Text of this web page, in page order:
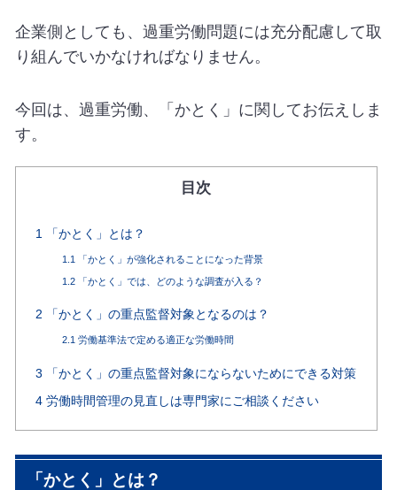
企業側としても、過重労働問題には充分配慮して取
り組んでいかなければなりません。
今回は、過重労働、「かとく」に関してお伝えしま
す。
目次
1「かとく」とは？
1.1 「かとく」が強化されることになった背景
1.2 「かとく」では、どのような調査が入る？
2 「かとく」の重点監督対象となるのは？
2.1 労働基準法で定める適正な労働時間
3 「かとく」の重点監督対象にならないためにできる対策
4労働時間管理の見直しは専門家にご相談ください
「かとく」とは？